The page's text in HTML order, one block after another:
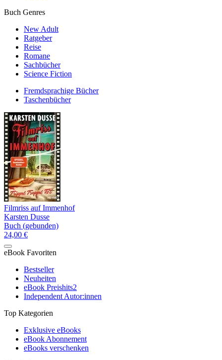
Buch Genres
New Adult
Ratgeber
Reise
Romane
Sachbücher
Science Fiction
Fremdsprachige Bücher
Taschenbücher
Filmriss auf Immenhof
Karsten Dusse
Buch (gebunden)
24,00 €
eBook Favoriten
Bestseller
Neuheiten
eBook Preishits2
Independent Autor:innen
Top Kategorien
Exklusive eBooks
eBook Abonnement
eBooks verschenken